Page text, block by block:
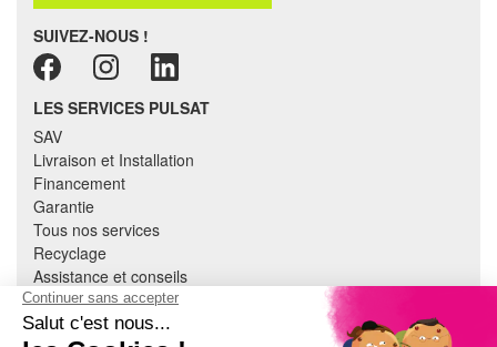
SUIVEZ-NOUS !
LES SERVICES PULSAT
SAV
Livraison et Installation
Financement
Garantie
Tous nos services
Recyclage
Assistance et conseils
Cuisine équipée
Literie